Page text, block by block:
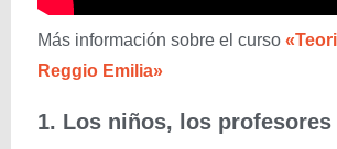
Más información sobre el curso
Reggio Emilia»
1. Los niños, los